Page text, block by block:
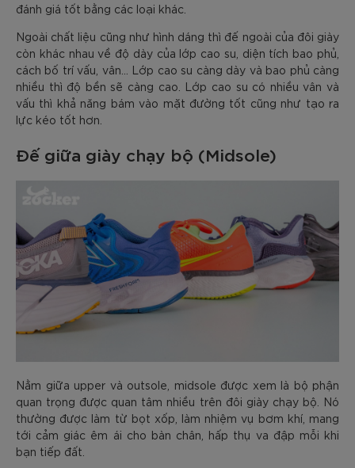
đánh giá tốt bằng các loại khác.
Ngoài chất liệu cũng như hình dáng thì đế ngoài của đôi giày
còn khác nhau về độ dày của lớp cao su, diện tích bao phủ,
cách bố trí vấu, vân… Lớp cao su càng dày và bao phủ càng
nhiều thì độ bền sẽ càng cao. Lớp cao su có nhiều vân và
vấu thì khả năng bám vào mặt đường tốt cũng như tạo ra
lực kéo tốt hơn.
Đế giữa giày chạy bộ (Midsole)
Nằm giữa upper và outsole, midsole được xem là bộ phận
quan trọng được quan tâm nhiều trên đôi giày chạy bộ. Nó
thường được làm từ bọt xốp, làm nhiệm vụ bơm khí, mang
tới cảm giác êm ái cho bàn chân, hấp thụ va đập mỗi khi
bạn tiếp đất.